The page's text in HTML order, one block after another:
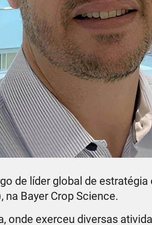
de líder global de
na Bayer Crop Science.
onde exerceu diversas